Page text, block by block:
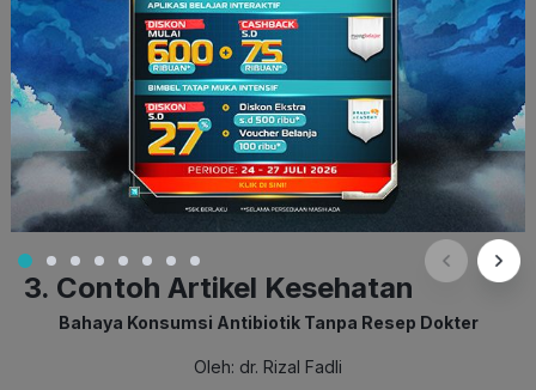
lengkap dan mudah banget kan? Kamu hanya perlu teliti
dalam mempersiapkan dokumen yang dibutuhkan agar
proses penyetujuan visa kamu menjadi lebih mudah, cepat,
dan lancar. Nah, kalau visa udah di tangan, kini persiapkan
diri untuk mencari beberapa destinasi menarik yang bisa
kamu eksplor selama di Korea.
(Sumber: https://blog.tiket.com/cara-membuat-visa-korea/)
3. Contoh Artikel Kesehatan
Bahaya Konsumsi Antibiotik Tanpa Resep Dokter
Oleh: dr. Rizal Fadli